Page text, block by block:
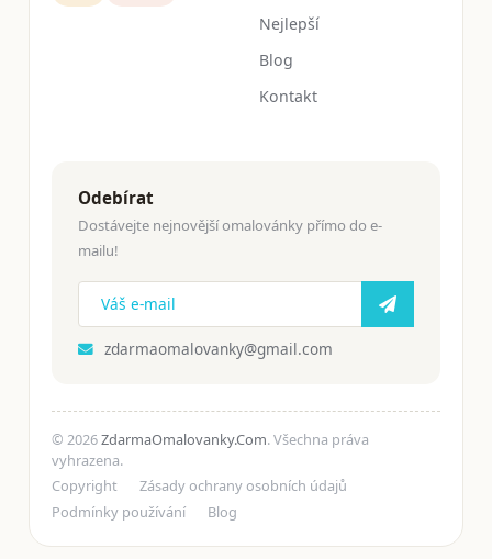
Nejlepší
Blog
Kontakt
Odebírat
Dostávejte nejnovější omalovánky přímo do e-
mailu!
zdarmaomalovanky@gmail.com
© 2026ZdarmaOmalovanky.Com. Všechna práva
vyhrazena.
Copyright
Zásady ochrany osobních údajů
Podmínky používání
Blog